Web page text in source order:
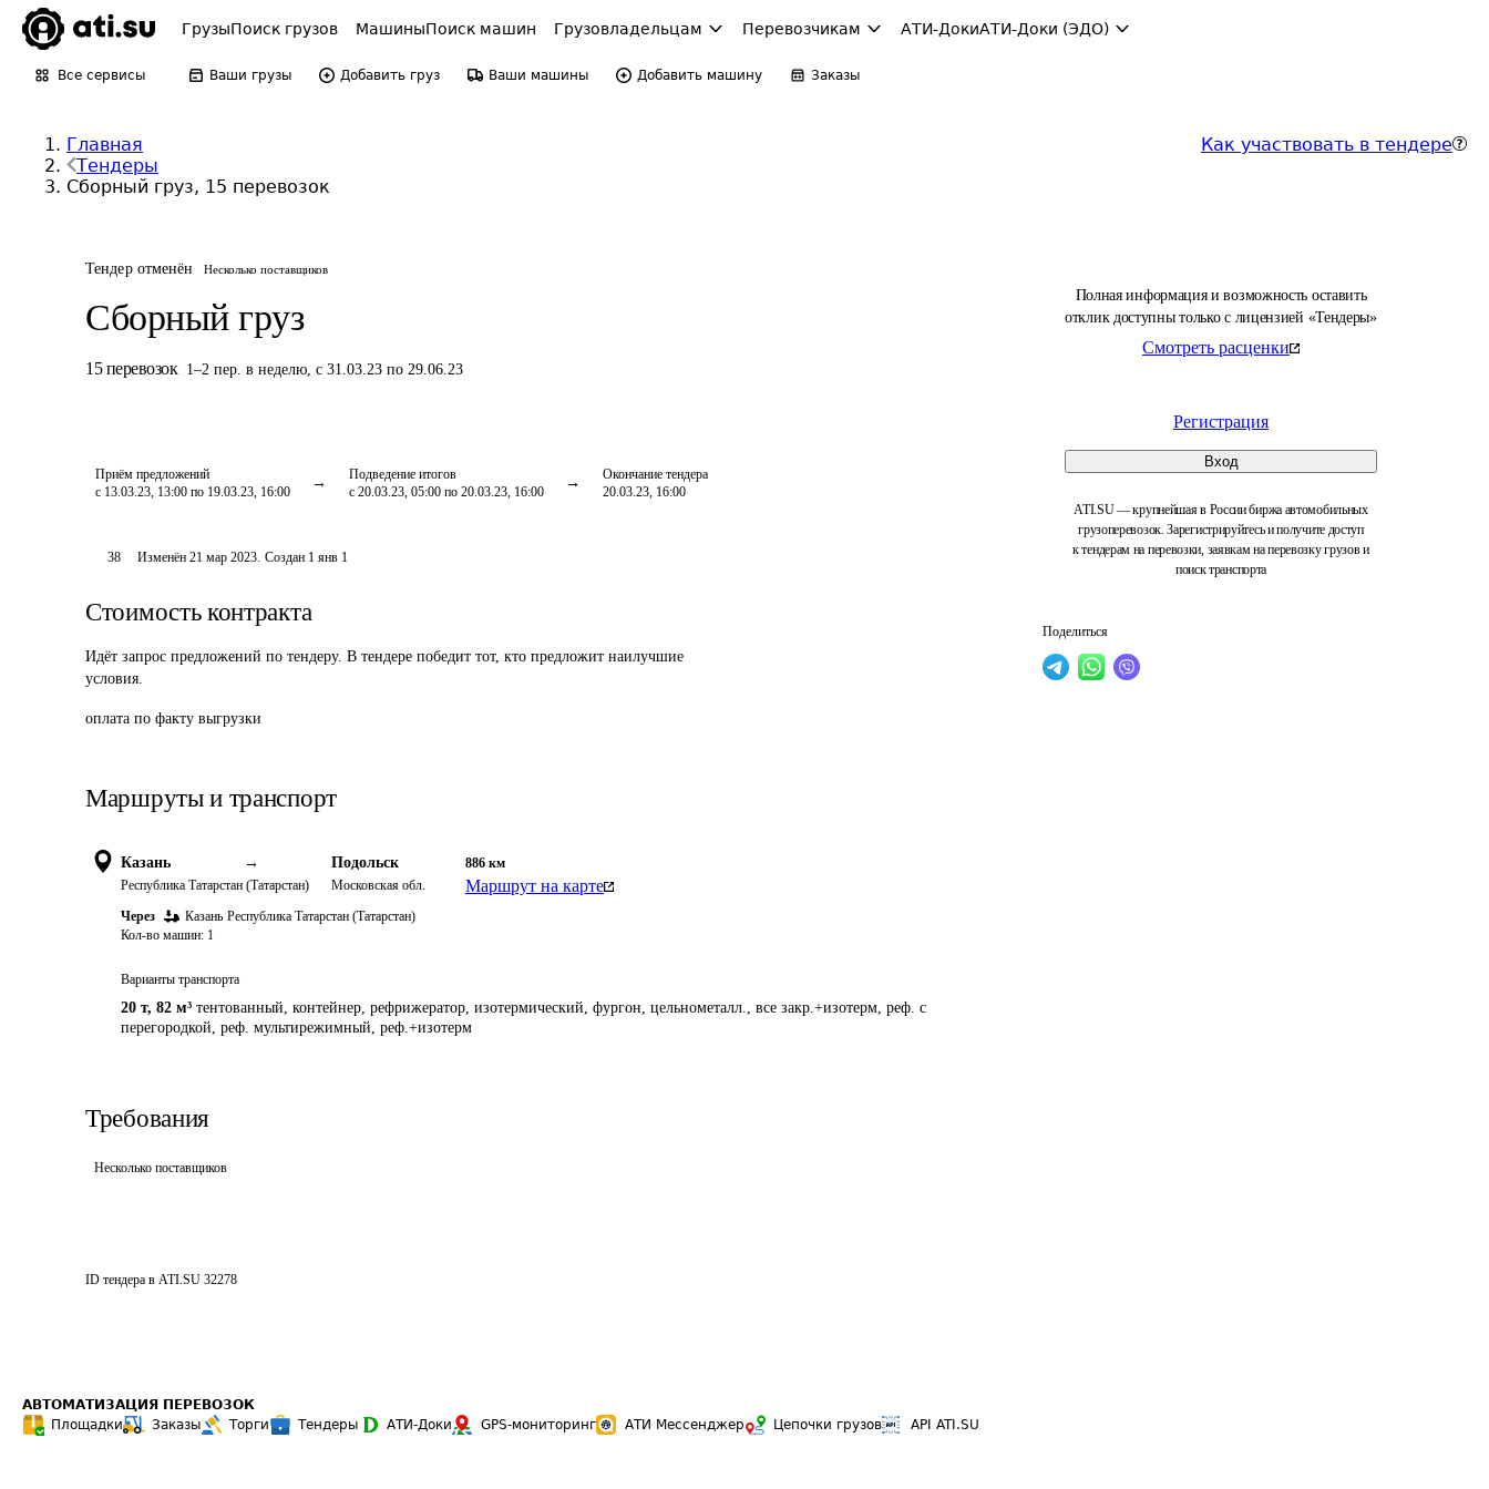
ГрузыПоиск грузов МашиныПоиск машин Грузовладельцам Перевозчикам АТИ-ДокиАТИ-Доки (ЭДО)
Все сервисы Ваши грузы Добавить груз Ваши машины Добавить машину Заказы
Главная
Тендеры
Сборный груз, 15 перевозок
Как участвовать в тендере
Тендер отменён Несколько поставщиков
Сборный груз
15 перевозок 1–2 пер. в неделю, с 31.03.23 по 29.06.23
Приём предложений
с 13.03.23, 13:00 по 19.03.23, 16:00
Подведение итогов
с 20.03.23, 05:00 по 20.03.23, 16:00
Окончание тендера
20.03.23, 16:00
Полная информация и возможность оставить
отклик доступны только с лицензией «Тендеры»
Смотреть расценки
Регистрация
Вход
ATI.SU — крупнейшая в России биржа автомобильных
грузоперевозок. Зарегистрируйтесь и получите доступ
к тендерам на перевозки, заявкам на перевозку грузов и
поиск транспорта
Поделиться
38 Изменён21 мар 2023. Создан 1 янв 1
Стоимость контракта
Идёт запрос предложений по тендеру. В тендере победит тот, кто предложит наилучшие
условия.
оплата по факту выгрузки
Маршруты и транспорт
Казань →
Республика Татарстан (Татарстан)
Подольск
Московская обл.
886 км
Маршрут на карте
Через Казань Республика Татарстан (Татарстан)
Кол-во машин: 1
Варианты транспорта
20 т, 82 м³ тентованный, контейнер, рефрижератор, изотермический, фургон, цельнометалл., все закр.+изотерм, реф. с
перегородкой, реф. мультирежимный, реф.+изотерм
Требования
Несколько поставщиков
ID тендера в ATI.SU 32278
АВТОМАТИЗАЦИЯ ПЕРЕВОЗОК
Площадки
Заказы Торги Тендеры АТИ-Доки GPS-мониторинг АТИ Мессенджер Цепочки грузов API ATI.SU